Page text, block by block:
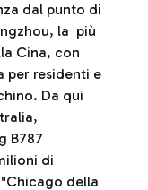
dal punto di
la più
Cina, con
per residenti e
Da qui
B787
di
della